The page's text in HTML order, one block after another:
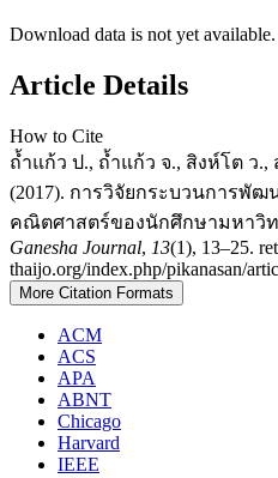
Download data is not yet available.
Article Details
How to Cite
ถ้ำแก้ว ป., ถ้ำแก้ว จ., สิงห์โต ว.,
(2017). การวิจัยกระบวนการพั
คณิตศาสตร์ของนักศึกษามหาวิท
Ganesha Journal, 13(1), 13–25.
thaijo.org/index.php/pikanasan/
More Citation Formats
ACM
ACS
APA
ABNT
Chicago
Harvard
IEEE